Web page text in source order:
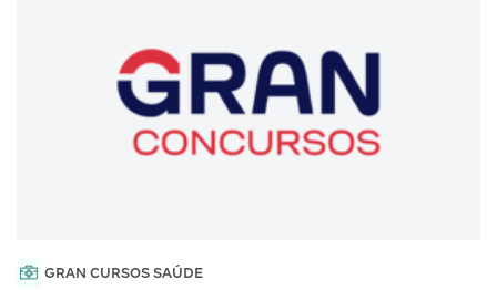
GRAN CURSOS SAÚDE